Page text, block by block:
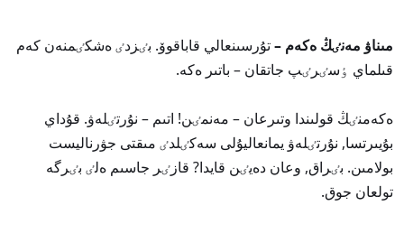
مىناۋ مەنٸڭ ەكەم –تۇرسىنعالي قاباقوۆ. بٸزدٸ ەشكٸمنەن كەم
قىلماي ٶسٸرٸپ جاتقان – باتىر ەكە.
ەكەمنٸڭ قولىندا وتىرعان – مەنمٸن! اتىم – نۇرتٸلەۋ. قۇداي
بۇيىرتسا, نۇرتٸلەۋ يمانعاليۇلى سەكٸلدٸ مىقتى جۋرناليست
بولامىن. بٸراق, وعان دەيٸن قايدا? قازٸر جاسىم ەلٸ بٸرگە
تولعان جوق.